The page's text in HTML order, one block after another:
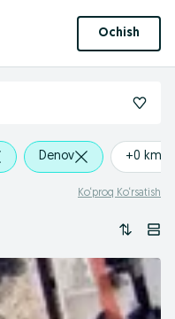
Ochish
Denov +0 km
Ko‘proq Ko‘rsatish